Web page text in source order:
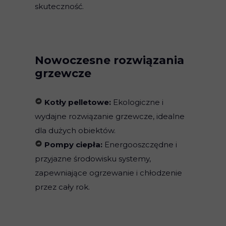
Nowoczesne rozwiązania
grzewcze
Kotły pelletowe: Ekologiczne i
wydajne rozwiązanie grzewcze, idealne
dla dużych obiektów.
Pompy ciepła: Energooszczędne i
przyjazne środowisku systemy,
zapewniające ogrzewanie i chłodzenie
przez cały rok.
skuteczność.